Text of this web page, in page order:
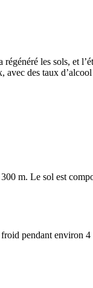
les sols, et
avec des taux
m. Le sol est
pendant environ 4